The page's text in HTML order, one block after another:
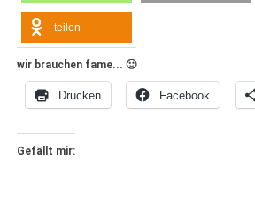
teilen
wir brauchen fame... 🙂
Drucken Facebook
Gefällt mir: